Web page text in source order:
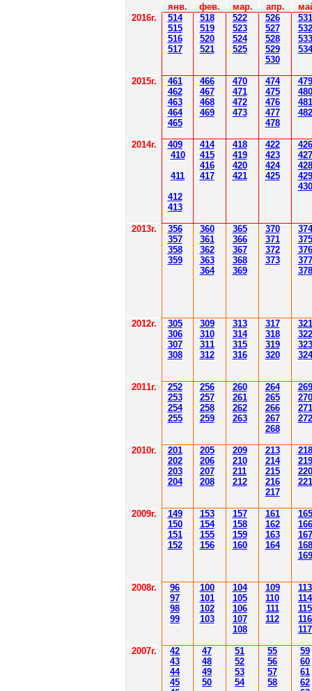
янв. фев. мар. апр.
2016г.
514
515
516
517
518
519
520
521
522
523
524
525
526
527
528
529
530
531
532
533
534
2015г. 461
462
463
464
465
466
467
468
469
470
471
472
473
474
475
476
477
478
479
480
481
482
2014г. 409
410
411
412
413
414
415
416
417
418
419
420
421
422
423
424
425
426
427
428
429
430
2013г.
356
357
358
359
360
361
362
363
364
365
366
367
368
369
370
371
372
373
374
375
376
377
378
2012г. 305
306
307
308
309
310
311
312
313
314
315
316
317
318
319
320
321
322
323
324
2011г.
252
253
254
255
256
257
258
259
260
261
262
263
264
265
266
267
268
269
270
271
272
2010г.
201
202
203
204
205
206
207
208
209
210
211
212
213
214
215
216
217
218
219
220
221
2009г.
149
150
151
152
153
154
155
156
157
158
159
160
161
162
163
164
165
166
167
168
169
2008г.
96
97
98
99
100
101
102
103
104
105
106
107
108
109
110
111
112
113
114
115
116
117
2007г.
42
43
44
45
47
48
49
50
51
52
53
54
55
56
57
58
59
60
61
62